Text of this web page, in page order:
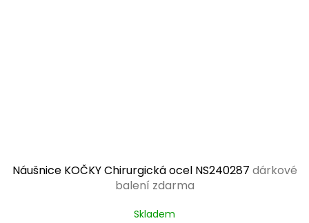
Náušnice KOČKY Chirurgická ocel NS240287 dárkové
balení zdarma
Skladem